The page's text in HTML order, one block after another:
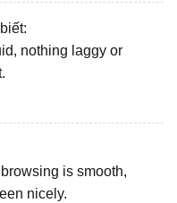
nothing laggy or
is smooth,
nicely.